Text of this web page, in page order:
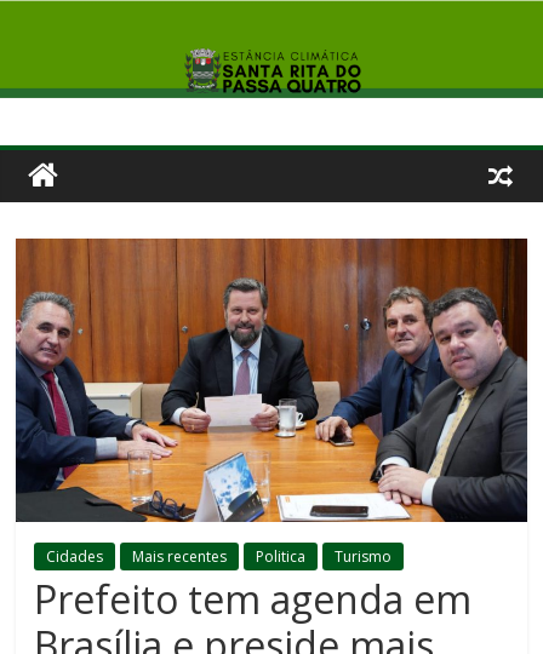
Cidades Mais recentes Politica Turismo
Prefeito tem agenda em